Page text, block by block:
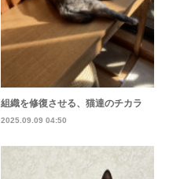
組織を修復させる、猫達のチカラ
2025.09.09 04:50